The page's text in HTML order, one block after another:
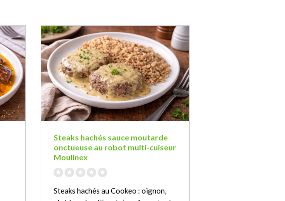
Steaks hachés sauce moutarde
onctueuse au robot multi-cuiseur
Moulinex
Steaks hachés au Cookeo : oignon,